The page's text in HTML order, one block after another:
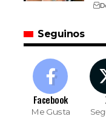
Seguinos
Facebook
Me Gusta